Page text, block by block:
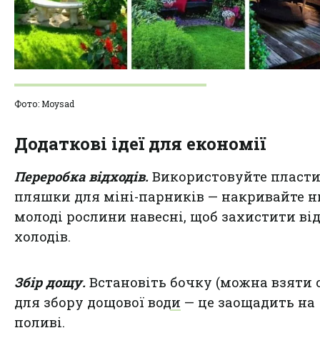
Фото: Moysad
Додаткові ідеї для економії
Переробка відходів. Використовуйте
пляшки для міні-парників — накривайте
молоді рослини навесні, щоб захистити від
холодів.
Збір дощу. Встановіть бочку (можна взяти
для збору дощової води — це заощадить на
поливі.